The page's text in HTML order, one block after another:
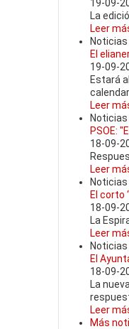
19-09-
La
Leer
Noticias
El
19-09-
Estará
Leer
Noticias
PSOE:
18-09-
Leer
Noticias
El corto
18-09-
La
Leer
Noticias
El
18-09-
La
Leer
Más